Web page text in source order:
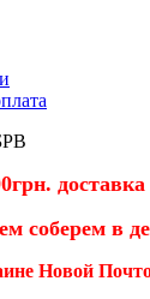
соберем в
Новой